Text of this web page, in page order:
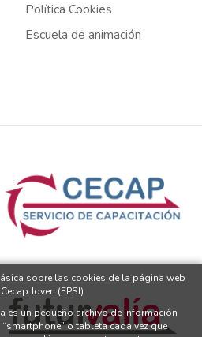
Política Cookies
Escuela de animación
sobre las cookies de la página web
Joven (EPSJ)
es un pequeño archivo de información
o tableta cada vez que